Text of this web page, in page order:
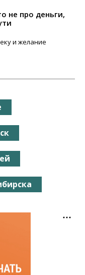
не про деньги,
и желание